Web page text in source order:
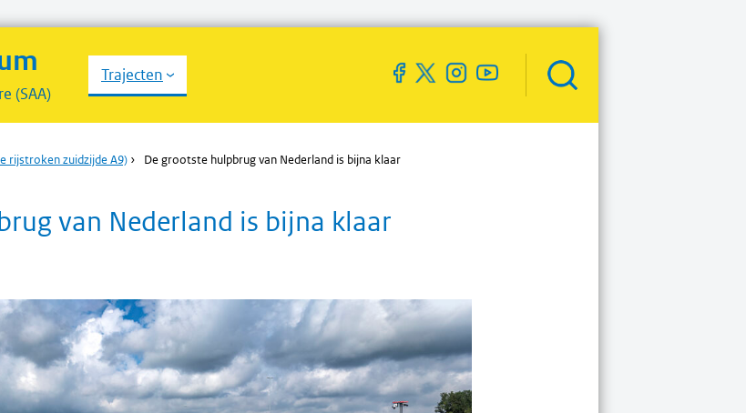
(SAA)
Trajecten
Zoekveld
openen
rijstroken zuidzijde A9) › De grootste hulpbrug van Nederland is bijna klaar
van Nederland is bijna klaar